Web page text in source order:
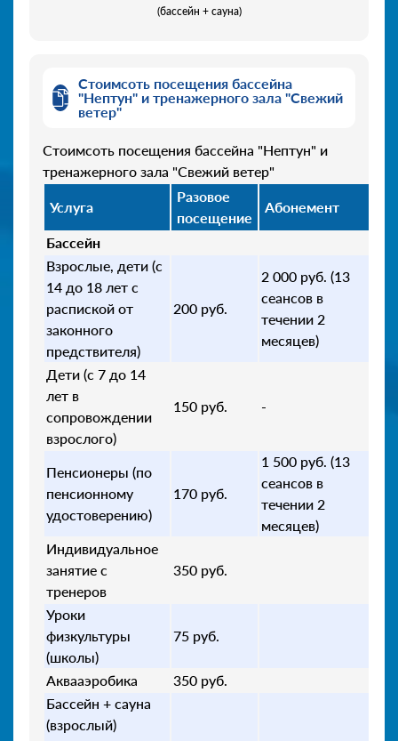
(бассейн + сауна)
Стоимсоть посещения бассейна
"Нептун" и тренажерного зала "Свежий
ветер"
Стоимсоть посещения бассейна "Нептун" и
тренажерного зала "Свежий ветер"
Услуга
Разовое
посещение
Абонемент
Бассейн
Взрослые, дети (с
14 до 18 лет с
распиской от
законного
предствителя)
200 руб.
2 000 руб. (13
сеансов в
течении 2
месяцев)
Дети (с 7 до 14
лет в
сопровождении
взрослого)
150 руб. -
Пенсионеры (по
пенсионному
удостоверению)
170 руб.
1 500 руб. (13
сеансов в
течении 2
месяцев)
Индивидуальное
занятие с
тренеров
350 руб.
Уроки
физкультуры
(школы)
75 руб.
Аквааэробика
350 руб.
Бассейн + сауна
(взрослый)